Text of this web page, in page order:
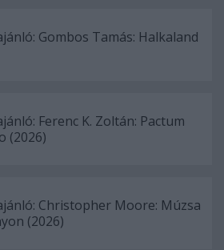
Gombos Tamás: Halkaland
Ferenc K. Zoltán: Pactum
(2026)
Christopher Moore: Múzsa
(2026)